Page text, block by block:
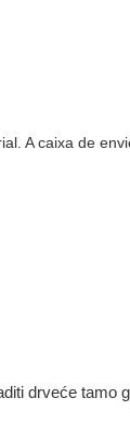
A caixa de
drveće tamo